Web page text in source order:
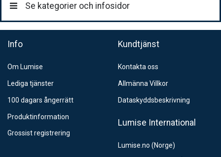
Se kategorier och infosidor
Info
Om Lumise
Lediga tjänster
100 dagars ångerrätt
Produktinformation
Grossist registrering
Kundtjänst
Kontakta oss
Allmänna Villkor
Dataskyddsbeskrivning
Lumise International
Lumise.no (Norge)